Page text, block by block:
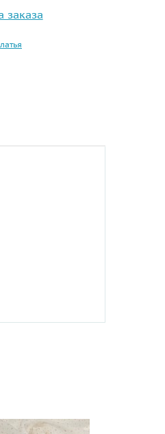
заказа